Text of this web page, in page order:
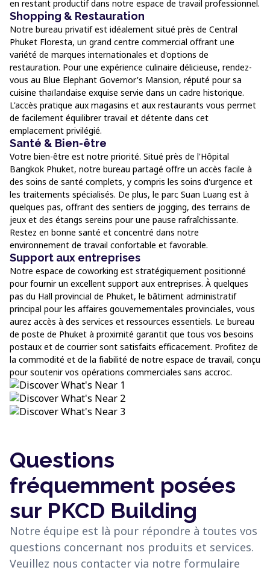
en restant productif dans notre espace de travail professionnel.
Shopping & Restauration
Notre bureau privatif est idéalement situé près de Central
Phuket Floresta, un grand centre commercial offrant une
variété de marques internationales et d'options de
restauration. Pour une expérience culinaire délicieuse, rendez-
vous au Blue Elephant Governor's Mansion, réputé pour sa
cuisine thaïlandaise exquise servie dans un cadre historique.
L'accès pratique aux magasins et aux restaurants vous permet
de facilement équilibrer travail et détente dans cet
emplacement privilégié.
Santé & Bien-être
Votre bien-être est notre priorité. Situé près de l'Hôpital
Bangkok Phuket, notre bureau partagé offre un accès facile à
des soins de santé complets, y compris les soins d'urgence et
les traitements spécialisés. De plus, le parc Suan Luang est à
quelques pas, offrant des sentiers de jogging, des terrains de
jeux et des étangs sereins pour une pause rafraîchissante.
Restez en bonne santé et concentré dans notre
environnement de travail confortable et favorable.
Support aux entreprises
Notre espace de coworking est stratégiquement positionné
pour fournir un excellent support aux entreprises. À quelques
pas du Hall provincial de Phuket, le bâtiment administratif
principal pour les affaires gouvernementales provinciales, vous
aurez accès à des services et ressources essentiels. Le bureau
de poste de Phuket à proximité garantit que tous vos besoins
postaux et de courrier sont satisfaits efficacement. Profitez de
la commodité et de la fiabilité de notre espace de travail, conçu
pour soutenir vos opérations commerciales sans accroc.
Questions
fréquemment posées
sur PKCD Building
Notre équipe est là pour répondre à toutes vos
questions concernant nos produits et services.
Veuillez nous contacter via notre formulaire